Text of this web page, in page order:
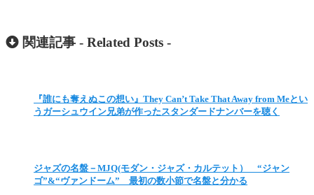
関連記事 - Related Posts -
『誰にも奪えぬこの想い』They Can’t Take That Away from Meとい
うガーシュウイン兄弟が作ったスタンダードナンバーを聴く
ジャズの名盤－MJQ(モダン・ジャズ・カルテット） “ジャン
ゴ”&“ヴァンドーム” 最初の数小節で名盤と分かる